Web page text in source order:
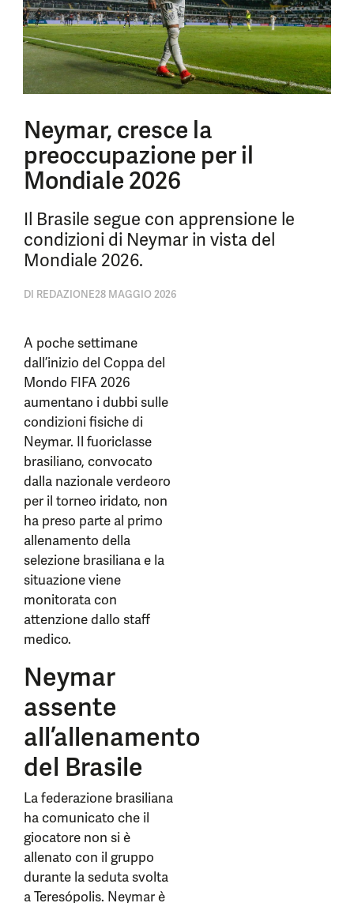
Neymar, cresce la
preoccupazione per il
Mondiale 2026
Il Brasile segue con apprensione le
condizioni di Neymar in vista del
Mondiale 2026.
DI REDAZIONE28 MAGGIO 2026
A poche settimane
dall’inizio del Coppa del
Mondo FIFA 2026
aumentano i dubbi sulle
condizioni fisiche di
Neymar. Il fuoriclasse
brasiliano, convocato
dalla nazionale verdeoro
per il torneo iridato, non
ha preso parte al primo
allenamento della
selezione brasiliana e la
situazione viene
monitorata con
attenzione dallo staff
medico.
Neymar
assente
all’allenamento
del Brasile
La federazione brasiliana
ha comunicato che il
giocatore non si è
allenato con il gruppo
durante la seduta svolta
a Teresópolis. Neymar è